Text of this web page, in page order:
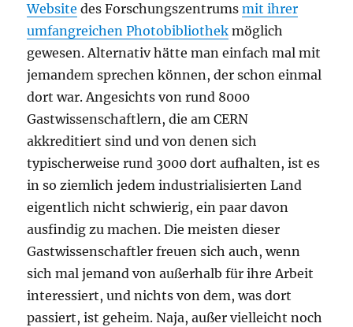
Website des Forschungszentrumsmit ihrer
umfangreichen Photobibliothek möglich
gewesen. Alternativ hätte man einfach mal mit
jemandem sprechen können, der schon einmal
dort war. Angesichts von rund 8000
Gastwissenschaftlern, die am CERN
akkreditiert sind und von denen sich
typischerweise rund 3000 dort aufhalten, ist es
in so ziemlich jedem industrialisierten Land
eigentlich nicht schwierig, ein paar davon
ausfindig zu machen. Die meisten dieser
Gastwissenschaftler freuen sich auch, wenn
sich mal jemand von außerhalb für ihre Arbeit
interessiert, und nichts von dem, was dort
passiert, ist geheim. Naja, außer vielleicht noch